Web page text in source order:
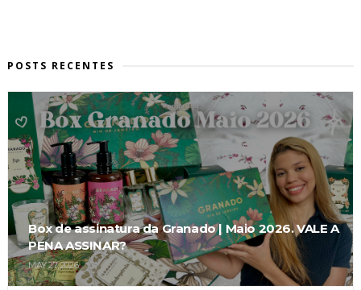
POSTS RECENTES
Box de assinatura da Granado | Maio 2026. VALE A
PENA ASSINAR?
MAY 27, 2026